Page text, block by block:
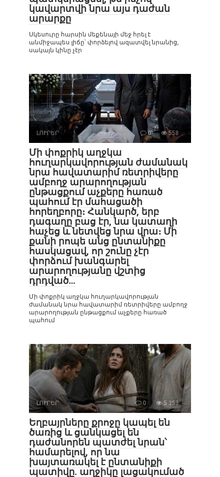
կավարտվի նրա այս դաժան
արարքը
Սկեսուրը հարսին մեքենայի մեջ հրել է
անմիջապես լիճը՝ փորձելով ազատվել նրանից,
սակայն կինը չէր
ԼՈՒՐԵՐ 0 558
Մի փոքրիկ աղջկա
հուղարկավորության ժամանակ
նրա հավատարիմ ռետրիվերը
ամբողջ արարողության
ընթացքում աչքերը հառած
պահում էր մահացածի
հորեղբորը։ Հանկարծ, երբ
դագաղը բաց էր, նա կատաղի
հաչեց և նետվեց նրա վրա։ Մի
քանի րոպե անց ընտանիքը
հասկացավ, որ շունը չէր
փորձում խանգարել
արարողությանը վշտից
դրդված…
Մի փոքրիկ աղջկա հուղարկավորության
ժամանակ նրա հավատարիմ ռետրիվերը ամբողջ
արարողության ընթացքում աչքերը հառած
պահում
ԼՈՒՐԵՐ 0 5 353
Եղբայրները քրոջը կապել են
ծառից և ցանկացել են
դաժանորեն պատժել նրան՝
համարելով, որ նա
խայտառակել է ընտանիքի
պատիվը. աղջիկը լացակումած